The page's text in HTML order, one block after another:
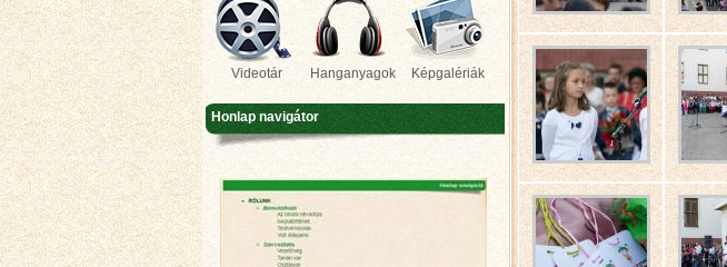
Videotár Hanganyagok Képgalériák
Honlap navigátor